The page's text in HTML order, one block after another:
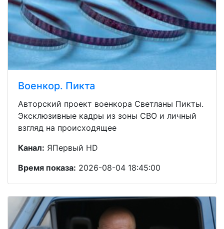
Военкор. Пикта
Авторский проект военкора Светланы Пикты.
Эксклюзивные кадры из зоны СВО и личный
взгляд на происходящее
Канал: ЯПервый HD
Время показа: 2026-08-04 18:45:00